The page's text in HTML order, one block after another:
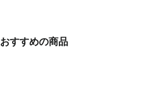
おすすめの商品